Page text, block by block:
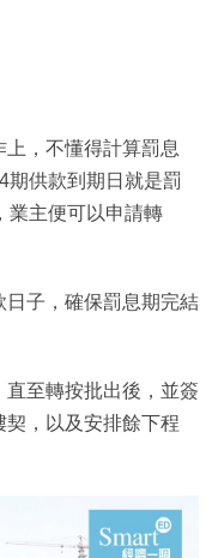
，不懂得計算罰息
期供款到期日就是罰
業主便可以申請轉
子，確保罰息期完結
至轉按批出後，並簽
，以及安排餘下程